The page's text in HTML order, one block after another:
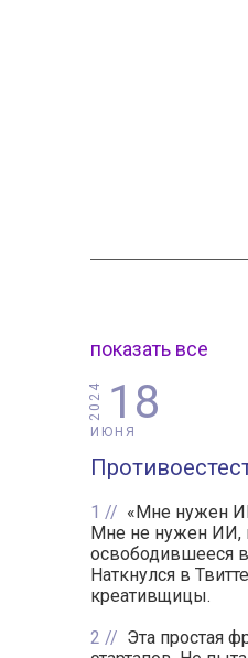
показать все
18
ИЮНЯ
2024
1
«Мне нужен
Мне не нужен ИИ,
освободившееся
Наткнулся в
креативщицы.
2
Эта простая